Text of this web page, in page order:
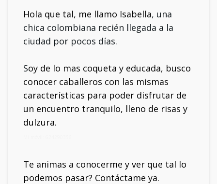
Hola que tal, me llamo Isabella, una
chica colombiana recién llegada a la
ciudad por pocos días.
Soy de lo mas coqueta y educada, busco
conocer caballeros con las mismas
características para poder disfrutar de
un encuentro tranquilo, lleno de risas y
dulzura.
Te animas a conocerme y ver que tal lo
podemos pasar? Contáctame ya.